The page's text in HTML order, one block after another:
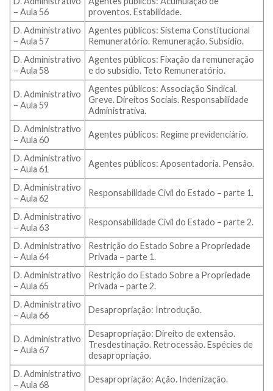
– Aula 56
proventos. Estabilidade.
D. Administrativo
– Aula 57
Agentes públicos: Sistema Constitucional
Remuneratório. Remuneração. Subsídio.
D. Administrativo
– Aula 58
Agentes públicos: Fixação da remuneração
e do subsídio. Teto Remuneratório.
D. Administrativo
– Aula 59
Agentes públicos: Associação Sindical.
Greve. Direitos Sociais. Responsabilidade
Administrativa.
D. Administrativo
– Aula 60
Agentes públicos: Regime previdenciário.
D. Administrativo
– Aula 61
Agentes públicos: Aposentadoria. Pensão.
D. Administrativo
– Aula 62
Responsabilidade Civil do Estado – parte 1.
D. Administrativo
– Aula 63
Responsabilidade Civil do Estado – parte 2.
D. Administrativo
– Aula 64
Restrição do Estado Sobre a Propriedade
Privada – parte 1.
D. Administrativo
– Aula 65
Restrição do Estado Sobre a Propriedade
Privada – parte 2.
D. Administrativo
– Aula 66
Desapropriação: Introdução.
D. Administrativo
– Aula 67
Desapropriação: Direito de extensão.
Tresdestinação. Retrocessão. Espécies de
desapropriação.
D. Administrativo
– Aula 68
Desapropriação: Ação. Indenização.